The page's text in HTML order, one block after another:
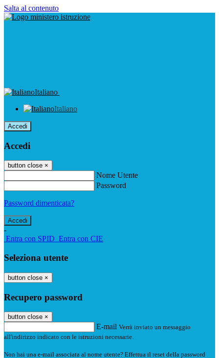
Salta al contenuto
Italiano
Italiano
Accedi
Accedi
button close ×
Nome Utente
Password
Password dimenticata?
-
Entra con SPID Entra con CIE
Seleziona utente
button close ×
Recupero password
button close ×
E-mail Verrà inviato un messaggio
all'indirizzo indicato con le istruzioni necessarie.
Non hai una e-mail associata al nome utente? Effettua il reset della password